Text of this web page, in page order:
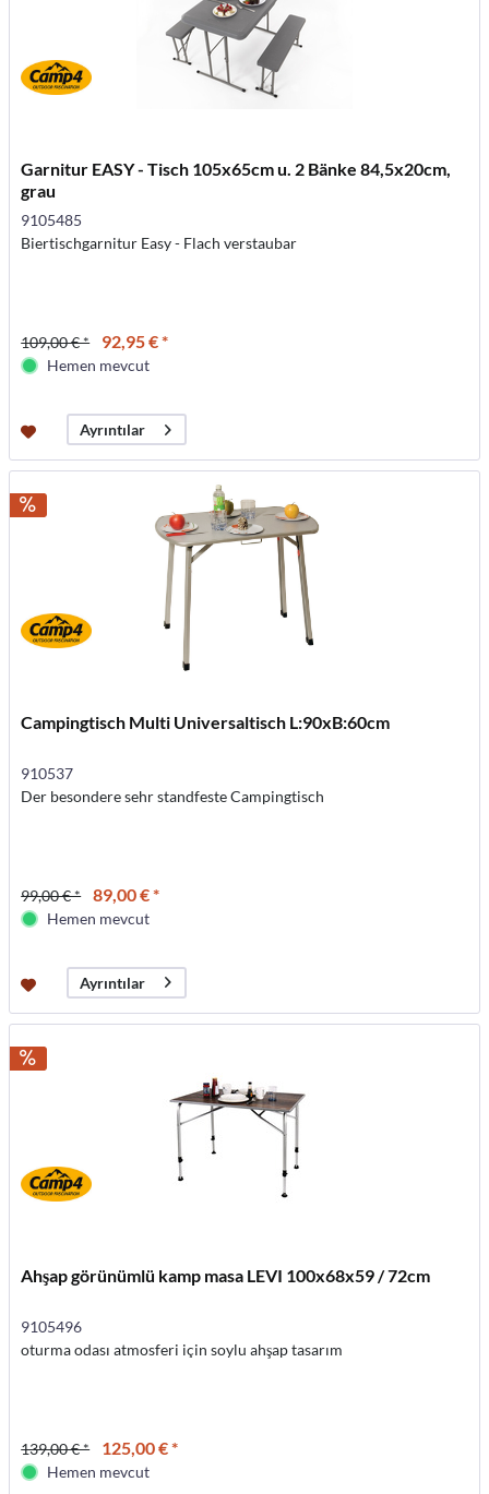
Garnitur EASY - Tisch 105x65cm u. 2 Bänke 84,5x20cm,
grau
9105485
Biertischgarnitur Easy - Flach verstaubar
109,00 € * 92,95 € *
Hemen mevcut
Ayrıntılar
Campingtisch Multi Universaltisch L:90xB:60cm
910537
Der besondere sehr standfeste Campingtisch
99,00 € * 89,00 € *
Hemen mevcut
Ayrıntılar
Ahşap görünümlü kamp masa LEVI 100x68x59 / 72cm
9105496
oturma odası atmosferi için soylu ahşap tasarım
139,00 € * 125,00 € *
Hemen mevcut